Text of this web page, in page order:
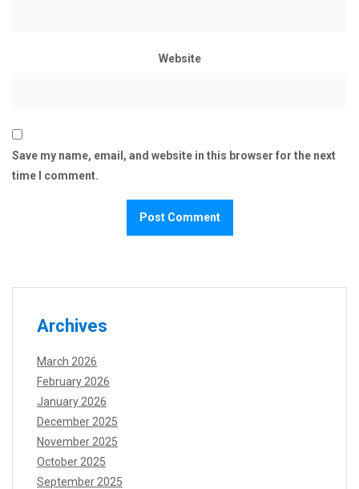
Website
Save my name, email, and website in this browser for the next
time I comment.
Archives
March 2026
February 2026
January 2026
December 2025
November 2025
October 2025
September 2025